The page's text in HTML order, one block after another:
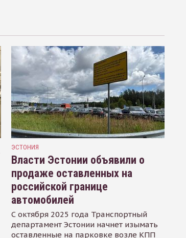
ЭСТОНИЯ
Власти Эстонии объявили о
продаже оставленных на
российской границе
автомобилей
С октября 2025 года Транспортный
департамент Эстонии начнет изымать
оставленные на парковке возле КПП